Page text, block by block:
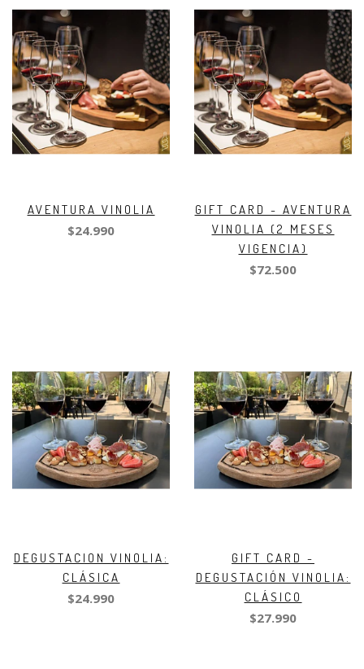
AVENTURA VINOLIA
$24.990
GIFT CARD - AVENTURA
VINOLIA (2 MESES
VIGENCIA)
$72.500
DEGUSTACION VINOLIA:
CLÁSICA
$24.990
GIFT CARD -
DEGUSTACIÓN VINOLIA:
CLÁSICO
$27.990